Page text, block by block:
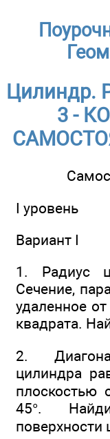
Цилиндр.
3 -
I уровень
Вариант I
1. Радиус
Сечение,
удаленное
квадрата.
2.
цилиндра
плоскостью
45°.
поверхности